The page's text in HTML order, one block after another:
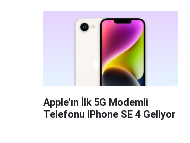
Apple'ın İlk 5G Modemli
Telefonu iPhone SE 4 Geliyor